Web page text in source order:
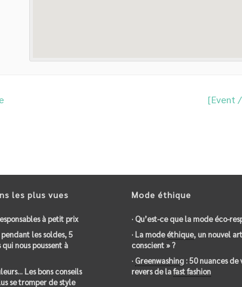
[Event
les plus vues
à petit prix
pendant les soldes, 5
nous poussent à
Les bons conseils
se tromper de style
Mode éthique
· Qu’est-ce que la mode éco-
· La modeéthique, un nouvel
conscient » ?
· Greenwashing : 50 nuances
revers de lafast fashion